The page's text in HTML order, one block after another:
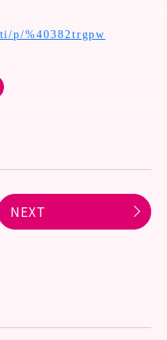
p/%40382trgpw
NEXT